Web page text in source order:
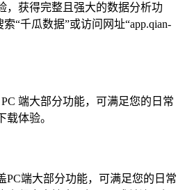
，获得完整且强大的数据分析功
索“千瓜数据”或访问网址“app.qian-
端大部分功能，可满足您的日常
载体验。
PC端大部分功能，可满足您的日常